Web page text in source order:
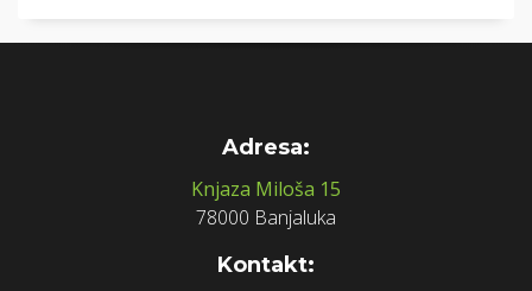
Adresa:
Knjaza Miloša 15
78000 Banjaluka
Kontakt: